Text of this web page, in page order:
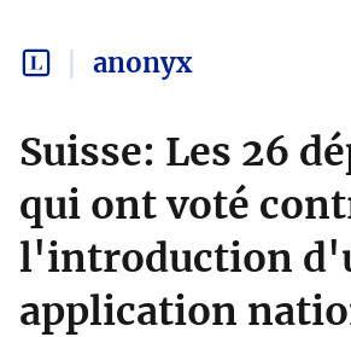
anonyx
Suisse: Les 26
qui ont voté
l'introduction
application